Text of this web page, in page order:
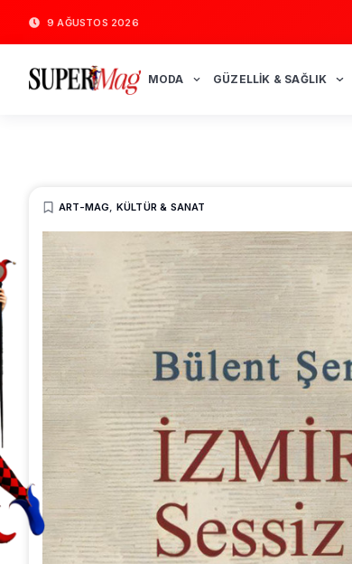
9 AĞUSTOS 2026
MODA GÜZELLIK & SAĞLIK
ART-MAG, KÜLTÜR & SANAT